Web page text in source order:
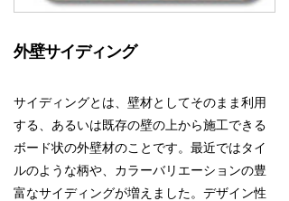
外壁サイディング
サイディングとは、壁材としてそのまま利用
する、あるいは既存の壁の上から施工できる
ボード状の外壁材のことです。最近ではタイ
ルのような柄や、カラーバリエーションの豊
富なサイディングが増えました。デザイン性